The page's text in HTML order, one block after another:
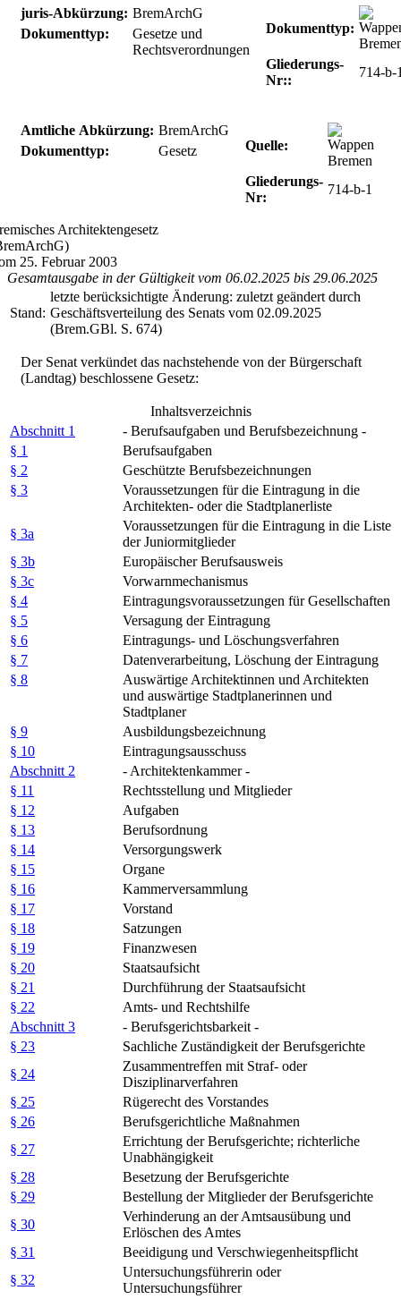
juris-Abkürzung: BremArchG
Dokumenttyp:
Gesetze und
Rechtsverordnungen
Dokumenttyp:
Gliederungs-
Nr::
714-b-
Amtliche Abkürzung: BremArchG
Dokumenttyp:
Gesetz Quelle:
Gliederungs-
Nr:
714-b-1
Architektengesetz
25. Februar 2003
Gesamtausgabe in der Gültigkeit vom 06.02.2025 bis 29.06.2025
Stand:
letzte berücksichtigte Änderung: zuletzt geändert durch
Geschäftsverteilung des Senats vom 02.09.2025
(Brem.GBl. S. 674)
Der Senat verkündet das nachstehende von der Bürgerschaft
(Landtag) beschlossene Gesetz:
Inhaltsverzeichnis
Abschnitt 1
- Berufsaufgaben und Berufsbezeichnung -
§ 1
Berufsaufgaben
§ 2
Geschützte Berufsbezeichnungen
§ 3
Voraussetzungen für die Eintragung in die
Architekten- oder die Stadtplanerliste
§ 3a
Voraussetzungen für die Eintragung in die Liste
der Juniormitglieder
§ 3b
Europäischer Berufsausweis
§ 3c
Vorwarnmechanismus
§ 4
Eintragungsvoraussetzungen für Gesellschaften
§ 5
Versagung der Eintragung
§ 6
Eintragungs- und Löschungsverfahren
§ 7
Datenverarbeitung, Löschung der Eintragung
§ 8
Auswärtige Architektinnen und Architekten
und auswärtige Stadtplanerinnen und
Stadtplaner
§ 9
Ausbildungsbezeichnung
§ 10
Eintragungsausschuss
Abschnitt 2
- Architektenkammer -
§ 11
Rechtsstellung und Mitglieder
§ 12
Aufgaben
§ 13
Berufsordnung
§ 14
Versorgungswerk
§ 15
Organe
§ 16
Kammerversammlung
§ 17
Vorstand
§ 18
Satzungen
§ 19
Finanzwesen
§ 20
Staatsaufsicht
§ 21
Durchführung der Staatsaufsicht
§ 22
Amts- und Rechtshilfe
Abschnitt 3
- Berufsgerichtsbarkeit -
§ 23
Sachliche Zuständigkeit der Berufsgerichte
§ 24
Zusammentreffen mit Straf- oder
Disziplinarverfahren
§ 25
Rügerecht des Vorstandes
§ 26
Berufsgerichtliche Maßnahmen
§ 27
Errichtung der Berufsgerichte; richterliche
Unabhängigkeit
§ 28
Besetzung der Berufsgerichte
§ 29
Bestellung der Mitglieder der Berufsgerichte
§ 30
Verhinderung an der Amtsausübung und
Erlöschen des Amtes
§ 31
Beeidigung und Verschwiegenheitspflicht
§ 32
Untersuchungsführerin oder
Untersuchungsführer